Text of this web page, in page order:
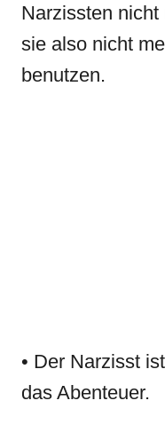
Narzissten nicht
sie also nicht
benutzen.
• Der Narzisst
das Abenteuer.